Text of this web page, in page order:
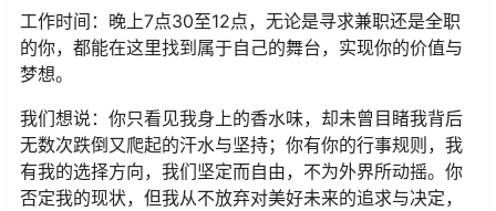
工作时间：晚上7点30至12点，无论是寻求兼职还是全职
的你，都能在这里找到属于自己的舞台，实现你的价值与
梦想。
我们想说：你只看见我身上的香水味，却未曾目睹我背后
无数次跌倒又爬起的汗水与坚持；你有你的行事规则，我
有我的选择方向，我们坚定而自由，不为外界所动摇。你
否定我的现状，但我从不放弃对美好未来的追求与决定，